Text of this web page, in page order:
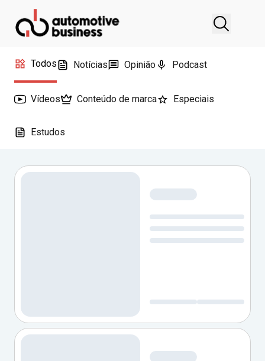
Todos Notícias Opinião Podcast
Vídeos Conteúdo de marca Especiais
Estudos